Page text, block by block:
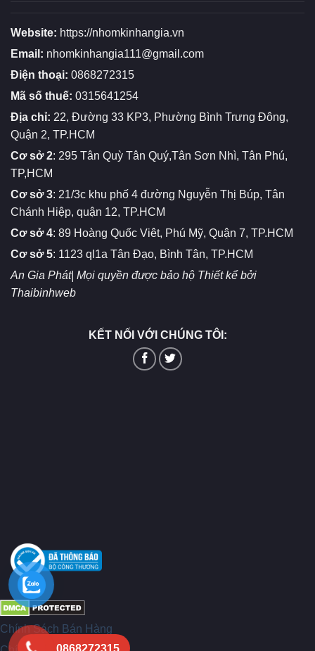
Website: https://nhomkinhangia.vn
Email: nhomkinhangia111@gmail.com
Điện thoại: 0868272315
Mã số thuế: 0315641254
Địa chỉ: 22, Đường 33 KP3, Phường Bình Trưng Đông,
Quận 2, TP.HCM
Cơ sở 2: 295 Tân Quỳ Tân Quý,Tân Sơn Nhì, Tân Phú,
TP,HCM
Cơ sở 3: 21/3c khu phố 4 đường Nguyễn Thị Búp, Tân
Chánh Hiệp, quận 12, TP.HCM
Cơ sở 4: 89 Hoàng Quốc Viêt, Phú Mỹ, Quận 7, TP.HCM
Cơ sở 5: 1123 ql1a Tân Đạo, Bình Tân, TP.HCM
An Gia Phát| Mọi quyền được bảo hộ Thiết kể bởi
Thaibinhweb
KẾT NỐI VỚI CHÚNG TÔI:
Chính Sách Bán Hàng
0868272315